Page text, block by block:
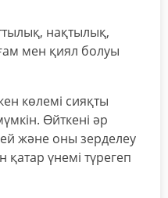
нақтылық,
мен қиял болуы
көлемі сияқты
Өйткені әр
және оны зерделеу
үнемі түрегеп